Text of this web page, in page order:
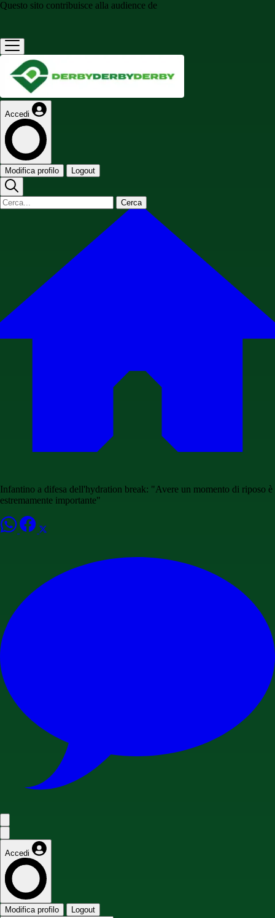
Questo sito contribuisce alla audience de
Accedi
Modifica profilo Logout
Cerca
Infantino a difesa dell'hydration break: "Avere un momento di riposo è
estremamente importante"
Accedi
Modifica profilo Logout